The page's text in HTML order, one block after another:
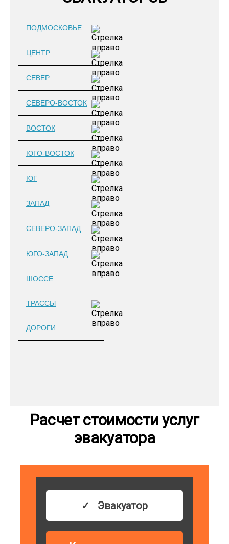
ПОДМОСКОВЬЕ
ЦЕНТР
СЕВЕР
СЕВЕРО-ВОСТОК
ВОСТОК
ЮГО-ВОСТОК
ЮГ
ЗАПАД
СЕВЕРО-ЗАПАД
ЮГО-ЗАПАД
ШОССЕ
ТРАССЫ
ДОРОГИ
Расчет стоимости услуг
эвакуатора
Эвакуатор